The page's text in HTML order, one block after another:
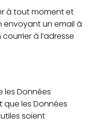
à tout moment et
envoyant un email à
courrier à l’adresse
les Données
les Données
soient